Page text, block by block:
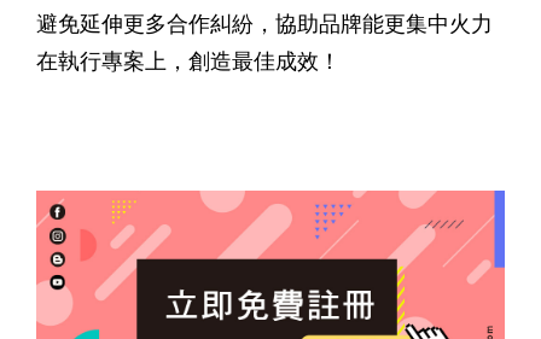
避免延伸更多合作糾紛，協助品牌能更集中火力
在執行專案上，創造最佳成效！